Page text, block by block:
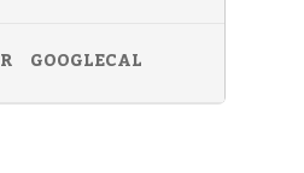
GOOGLECAL